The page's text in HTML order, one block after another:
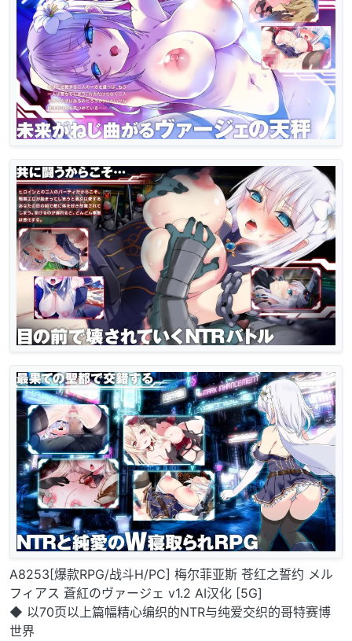
A8253[爆款RPG/战斗H/PC] 梅尔菲亚斯 苍红之誓约 メル
フィアス 蒼紅のヴァージェ v1.2 AI汉化 [5G]
◆ 以70页以上篇幅精心编织的NTR与纯爱交织的哥特赛博
世界